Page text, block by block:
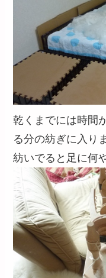
乾くまでには時間
る分の紡ぎに入り
紡いでると足に何